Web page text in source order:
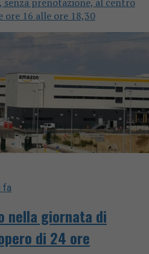
ore 16 alle ore 18,30
fa
nella giornata di
di 24 ore